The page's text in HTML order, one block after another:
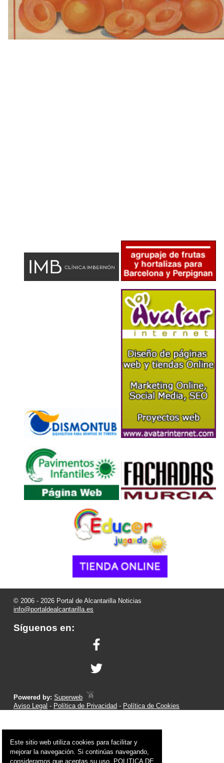
© 2006 - 2026 Portal de Alcantarilla Noticias
info@portaldealcantarilla.es
Síguenos en:
Powered by:Superweb
Aviso Legal - Política de Privacidad - Política de Cookies
Este sitio web utiliza cookies para facilitar y
mejorar la navegación. Si continúas navegando,
consideramos que aceptas su uso.
POLITICA DE